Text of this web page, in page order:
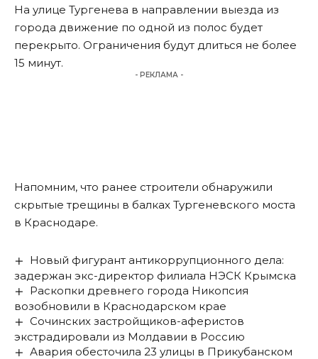
На улице Тургенева в направлении выезда из
города движение по одной из полос будет
перекрыто. Ограничения будут длиться не более
15 минут.
- РЕКЛАМА -
Напомним, что ранее строители обнаружили
скрытые трещины в балках Тургеневского моста
в Краснодаре.
Новый фигурант антикоррупционного дела:
задержан экс-директор филиала НЭСК Крымска
Раскопки древнего города Никопсия
возобновили в Краснодарском крае
Сочинских застройщиков-аферистов
экстрадировали из Молдавии в Россию
Авария обесточила 23 улицы в Прикубанском